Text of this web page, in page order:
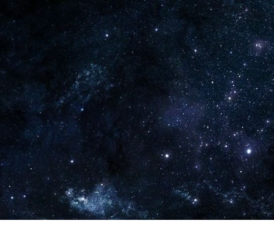
Plus de 2800 critiques de films